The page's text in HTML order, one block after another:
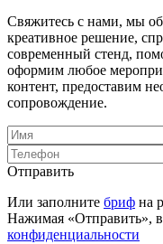
Свяжитесь с нами, мы
креативное решение,
современный стенд,
оформим любое
контент, предоставим
сопровождение.
Отправить
Или заполните бриф на
Нажимая «Отправить»,
конфиденциальности